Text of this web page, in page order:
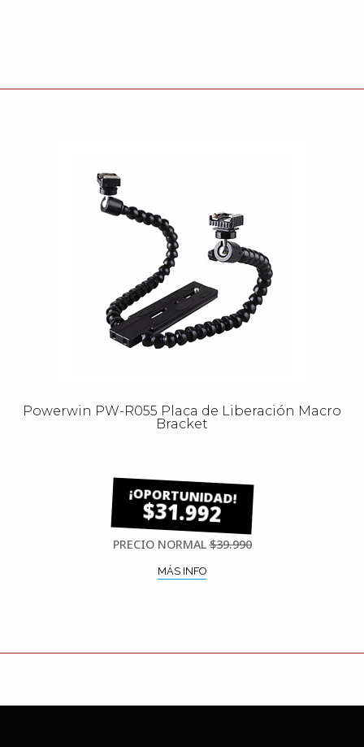
Powerwin PW-R055 Placa de Liberación Macro
Bracket
$31.992
PRECIO NORMAL$39.990
MÁS INFO